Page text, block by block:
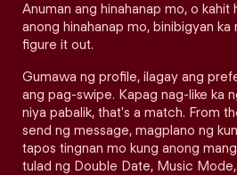
Anuman ang hinahanap mo, o kahit
anong hinahanap mo, binibigyan
figure it out.
Gumawa ng profile, ilagay ang
ang pag-swipe. Kapag nag-like ka
niya pabalik, that's a match. From
send ng message, magplano ng
tapos tingnan mo kung anong
tulad ng Double Date, Music